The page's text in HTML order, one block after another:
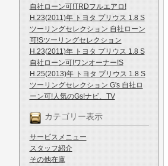
自社ローン可!TRDフルエアロ!
H.23(2011)年 トヨタ プリウス 1.8 S
ツーリングセレクション 自社ローン
可!Sツーリングセレクション
H.23(2011)年 トヨタ プリウス 1.8 S
自社ローン可!ワンオーナー!S
H.25(2013)年 トヨタ プリウス 1.8 S
ツーリングセレクション G's 自社ロ
ーン可!人気のGs!ナビ、TV
カテゴリー表示
サービスメニュー
スタッフ紹介
その他在庫